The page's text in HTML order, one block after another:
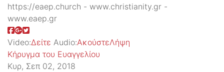
https://eaep.church - www.christianity.gr -
www.eaep.gr
Video:Δείτε Audio:ΑκούστεΛήψη
Κήρυγμα του Ευαγγελίου
Κυρ, Σεπ 02, 2018